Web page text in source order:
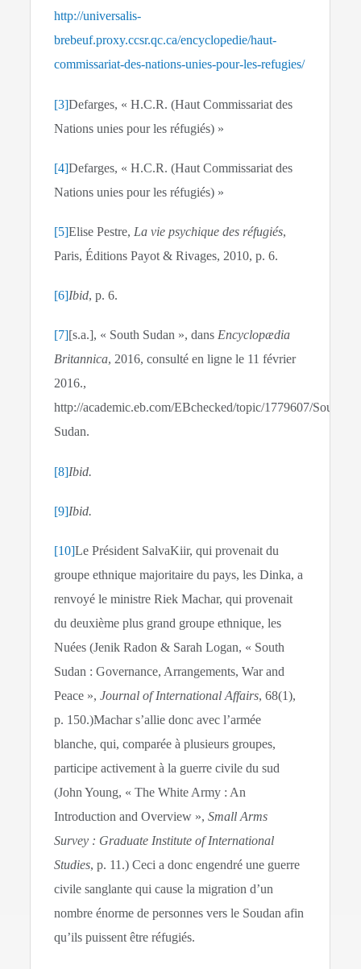
http://universalis-
brebeuf.proxy.ccsr.qc.ca/encyclopedie/haut-
commissariat-des-nations-unies-pour-les-refugies/
[3]Defarges, « H.C.R. (Haut Commissariat des
Nations unies pour les réfugiés) »
[4]Defarges, « H.C.R. (Haut Commissariat des
Nations unies pour les réfugiés) »
[5]Elise Pestre, La vie psychique des réfugiés,
Paris, Éditions Payot & Rivages, 2010, p. 6.
[6]Ibid, p. 6.
[7][s.a.], « South Sudan », dans Encyclopædia
Britannica, 2016, consulté en ligne le 11 février
2016.,
http://academic.eb.com/EBchecked/topic/1779607/South-
Sudan.
[8]Ibid.
[9]Ibid.
[10]Le Président SalvaKiir, qui provenait du
groupe ethnique majoritaire du pays, les Dinka, a
renvoyé le ministre Riek Machar, qui provenait
du deuxième plus grand groupe ethnique, les
Nuées (Jenik Radon & Sarah Logan, « South
Sudan : Governance, Arrangements, War and
Peace »,Journal of International Affairs, 68(1),
p. 150.)Machar s’allie donc avec l’armée
blanche, qui, comparée à plusieurs groupes,
participe activement à la guerre civile du sud
(John Young, « The White Army : An
Introduction and Overview »,Small Arms
Survey : Graduate Institute of International
Studies, p. 11.) Ceci a donc engendré une guerre
civile sanglante qui cause la migration d’un
nombre énorme de personnes vers le Soudan afin
qu’ils puissent être réfugiés.